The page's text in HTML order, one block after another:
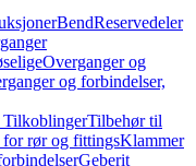
BendReservedeler
Overganger og
og forbindelser,
TilkoblingerTilbehør til
for rør og fittingsKlammer
Geberit